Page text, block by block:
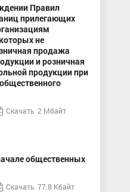
Правил
прилегающих
не
продажа
и розничная
продукции при
Скачать 2 Мбайт
общественных
Скачать 77.8 Кбайт